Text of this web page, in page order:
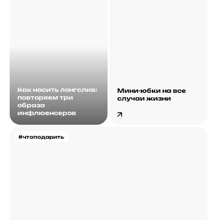
Как носить лонгслив:
повторяем три
образа
инфлюенсеров
#чтоподарить
Мини-юбки на все
случаи жизни